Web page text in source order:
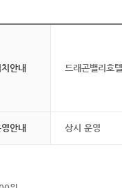
안내 드래곤밸리호
안내 상시 운영